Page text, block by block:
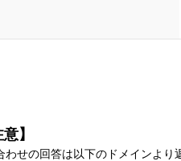
】
わせの回答は以下のドメインより